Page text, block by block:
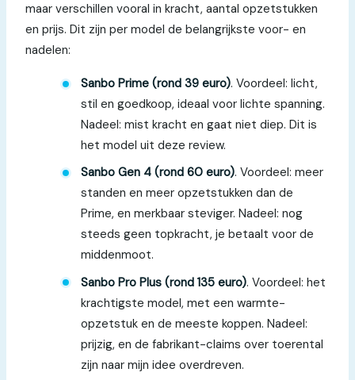
maar verschillen vooral in kracht, aantal opzetstukken
en prijs. Dit zijn per model de belangrijkste voor- en
nadelen:
Sanbo Prime (rond 39 euro). Voordeel: licht,
stil en goedkoop, ideaal voor lichte spanning.
Nadeel: mist kracht en gaat niet diep. Dit is
het model uit deze review.
Sanbo Gen 4 (rond 60 euro). Voordeel: meer
standen en meer opzetstukken dan de
Prime, en merkbaar steviger. Nadeel: nog
steeds geen topkracht, je betaalt voor de
middenmoot.
Sanbo Pro Plus (rond 135 euro). Voordeel: het
krachtigste model, met een warmte-
opzetstuk en de meeste koppen. Nadeel:
prijzig, en de fabrikant-claims over toerental
zijn naar mijn idee overdreven.